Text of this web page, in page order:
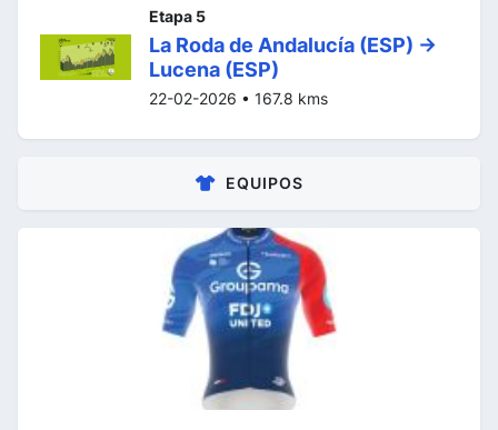
Etapa 5
La Roda de Andalucía (ESP) ->
Lucena (ESP)
22-02-2026 • 167.8 kms
EQUIPOS